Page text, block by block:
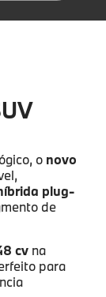
o novo
plug-
de
cvna
para